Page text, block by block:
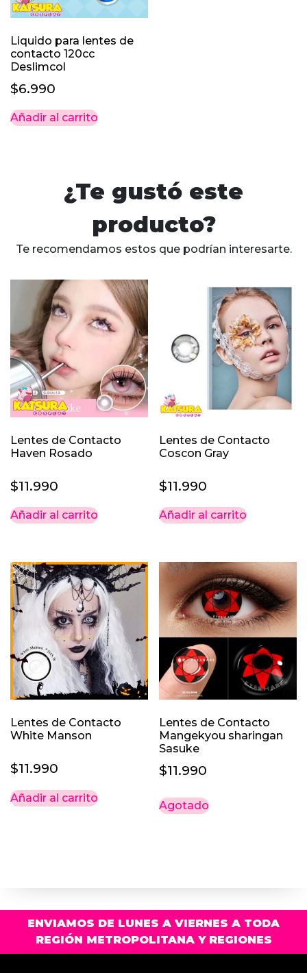
Liquido para lentes de
contacto 120cc
Deslimcol
$6.990
Añadir al carrito
¿Te gustó este
producto?
Te recomendamos estos que podrían interesarte.
Lentes de Contacto
Haven Rosado
$11.990
Añadir al carrito
Lentes de Contacto
Coscon Gray
$11.990
Añadir al carrito
Lentes de Contacto
White Manson
$11.990
Añadir al carrito
Lentes de Contacto
Mangekyou sharingan
Sasuke
$11.990
Agotado
ENVIAMOS DE LUNES A VIERNES A TODA
REGIÓN METROPOLITANA Y REGIONES